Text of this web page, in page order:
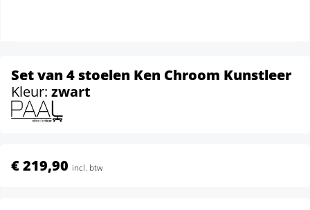
Set van 4 stoelen Ken Chroom Kunstleer
Kleur: zwart
€ 219,90 incl. btw